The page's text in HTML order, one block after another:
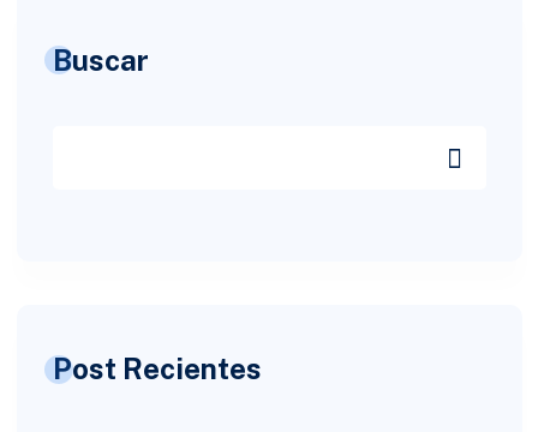
Buscar
Post Recientes